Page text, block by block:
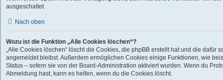
ausgeschaltet.
Nach oben
Wozu ist die Funktion „Alle Cookies löschen“?
„Alle Cookies löschen“ löscht die Cookies, die phpBB erstellt hat und die dafür
angemeldet bleibst. Außerdem ermöglichen Cookies einige Funktionen, wie
Status – sofern sie von der Board-Administration aktiviert wurden. Wenn du
Abmeldung hast, kann es helfen, wenn du die Cookies löscht.